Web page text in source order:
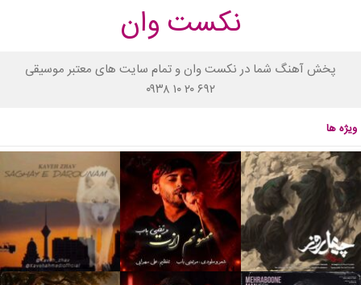
نکست وان
پخش آهنگ شما در نکست وان و تمام سایت های معتبر موسیقی
۰۹۳۸ ۱۰ ۲۰ ۶۹۲
ویژه ها